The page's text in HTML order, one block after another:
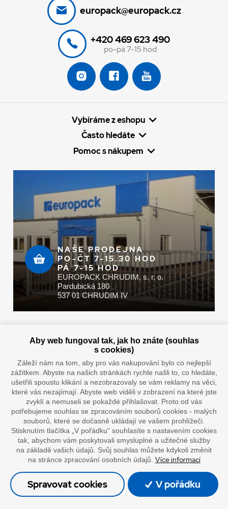
europack@europack.cz
+420 469 623 490
po-pá 7-15 hod
Vybíráme z eshopu
Často hledáte
Pomoc s nákupem
NAŠE PRODEJNA
PO-ČT 7-15.30 HOD
PÁ 7-15 HOD
EUROPACK CHRUDIM, s. r. o.
Pardubická 180
537 01 CHRUDIM IV
Doprava vaším oblíbeným dopravcem
”Lepíme s jistotou”
© Oficiální stránky společnosti Europack
Aby web fungoval tak, jak ho znáte (souhlas
s cookies)
Záleží nám na tom, aby pro vás nakupování bylo co nejlepší
zážitkem. Abyste na našich stránkách rychle našli to, co hledáte,
ušetřili spoustu klikání a nezobrazovaly se vám reklamy na věci,
které vás nezajímají. Abyste web viděli v zobrazení na které jste
zvyklí a nemuseli se pokaždé přihlašovat. Proto od vás
potřebujeme souhlas se zpracováním souborů cookies - malých
souborů, které se dočasně ukládají ve vašem prohlížeči.
Stisknutím tlačítka „V pořádku“ souhlasíte s nastavením cookies
tak, abychom vám poskytovali smysluplné a užitečné služby
na základě vašich údajů. Svůj souhlas můžete kdykoli změnit
na stránce zpracování osobních údajů. Více informací
Spravovat cookies V pořádku